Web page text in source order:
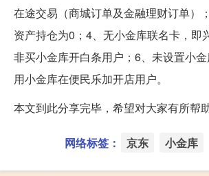
在途交易（商城订单及金融理财订单）
资产持仓为0；4、无小金库联名卡，即
非买小金库开白条用户；6、未设置小
用小金库在便民乐加开店用户。
本文到此分享完毕，希望对大家有所帮助
网络标签： 京东 小金库